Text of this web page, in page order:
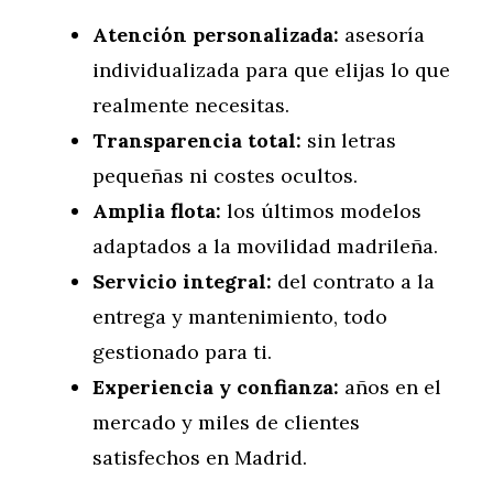
Atención personalizada: asesoría
individualizada para que elijas lo que
realmente necesitas.
Transparencia total: sin letras
pequeñas ni costes ocultos.
Amplia flota: los últimos modelos
adaptados a la movilidad madrileña.
Servicio integral: del contrato a la
entrega y mantenimiento, todo
gestionado para ti.
Experiencia y confianza: años en el
mercado y miles de clientes
satisfechos en Madrid.